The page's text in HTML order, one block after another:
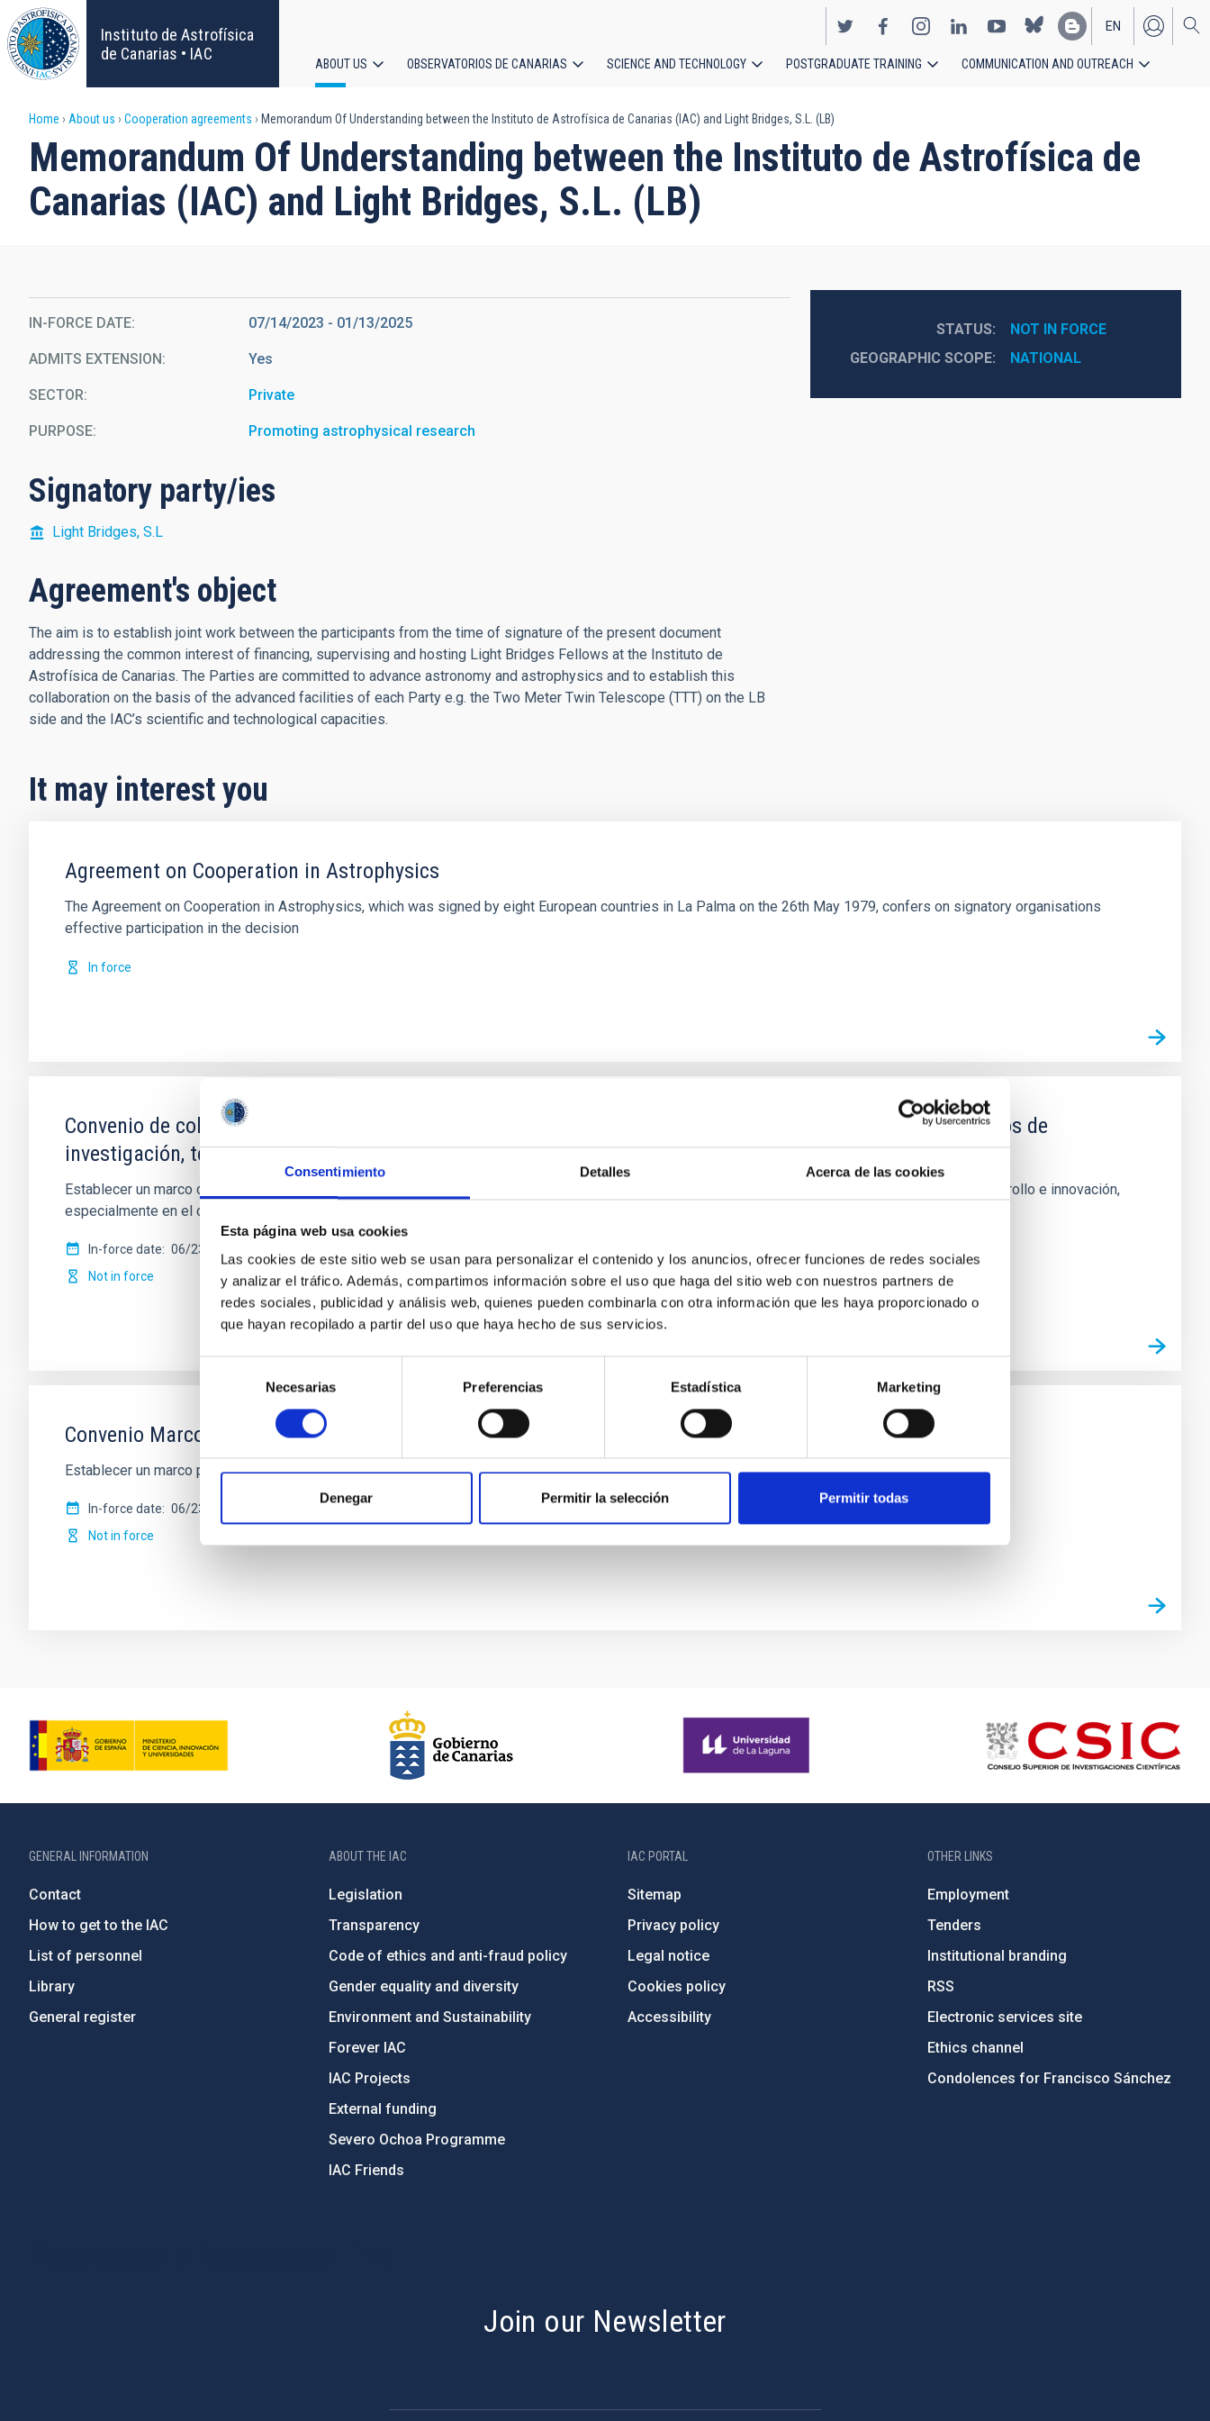
Consentimiento Detalles Acerca de las cookies
Esta página web usa cookies
Las cookies de este sitio web se usan para personalizar el contenido y los anuncios, ofrecer funciones de redes sociales
y analizar el tráfico. Además, compartimos información sobre el uso que haga del sitio web con nuestros partners de
redes sociales, publicidad y análisis web, quienes pueden combinarla con otra información que les haya proporcionado o
que hayan recopilado a partir del uso que haya hecho de sus servicios.
consentimiento
Necesarias Preferencias Estadística Marketing
Denegar Permitir la selección Permitir todas
Skip
to
main
content
Instituto de Astrofísica
de Canarias • IAC
EN
ES
Main
navigation
ABOUT US OBSERVATORIOS DE CANARIAS SCIENCE AND TECHNOLOGY POSTGRADUATE TRAINING COMMUNICATION AND OUTREACH
Breadcrumb
Home About us Cooperation agreements Memorandum Of Understanding between the Instituto de Astrofísica de Canarias (IAC) and Light Bridges, S.L. (LB)
Memorandum Of Understanding between the Instituto de Astrofísica de
Canarias (IAC) and Light Bridges, S.L. (LB)
IN-FORCE DATE 07/14/2023 - 01/13/2025
ADMITS EXTENSION Yes
SECTOR Private
PURPOSE Promoting astrophysical research
Signatory party/ies
Light Bridges, S.L
Agreement's object
The aim is to establish joint work between the participants from the time of signature of the present document
addressing the common interest of financing, supervising and hosting Light Bridges Fellows at the Instituto de
Astrofísica de Canarias. The Parties are committed to advance astronomy and astrophysics and to establish this
collaboration on the basis of the advanced facilities of each Party e.g. the Two Meter Twin Telescope (TTT) on the LB
side and the IAC’s scientific and technological capacities.
STATUS
NOT IN FORCE
GEOGRAPHIC SCOPE
NATIONAL
It may interest you
Agreement on Cooperation in Astrophysics
The Agreement on Cooperation in Astrophysics, which was signed by eight European countries in La Palma on the 26th May 1979, confers on signatory organisations
effective participation in the decision
In force
Convenio de colaboración entre el IAC y CALSEC para la implementación de iniciativas específicas en campos de
investigación, tecnología e innovación en el sector de spectroscopía de Rayos Gamma y sus aplicaciones
Establecer un marco de cooperación para la firma de convenios específicos que faciliten la realización de proyectos conjuntos en investigación, desarrollo e innovación,
especialmente en el campo de la
In-force date 06/23/2015
Not in force
Convenio Marco entre la Universidad Europea de Canarias y el Instituto de Astrofísica de Canarias
Establecer un marco para la realización en común de actividades de formación, intercambio de alumnos, asesoramiento e investigación
In-force date 06/23/2014
Not in force
GENERAL INFORMATION
Contact
How to get to the IAC
List of personnel
Library
General register
ABOUT THE IAC
Legislation
Transparency
Code of ethics and anti-fraud policy
Gender equality and diversity
Environment and Sustainability
Forever IAC
IAC Projects
External funding
Severo Ochoa Programme
IAC Friends
IAC PORTAL
Sitemap
Privacy policy
Legal notice
Cookies policy
Accessibility
OTHER LINKS
Employment
Tenders
Institutional branding
RSS
Electronic services site
Ethics channel
Condolences for Francisco Sánchez
Join our Newsletter